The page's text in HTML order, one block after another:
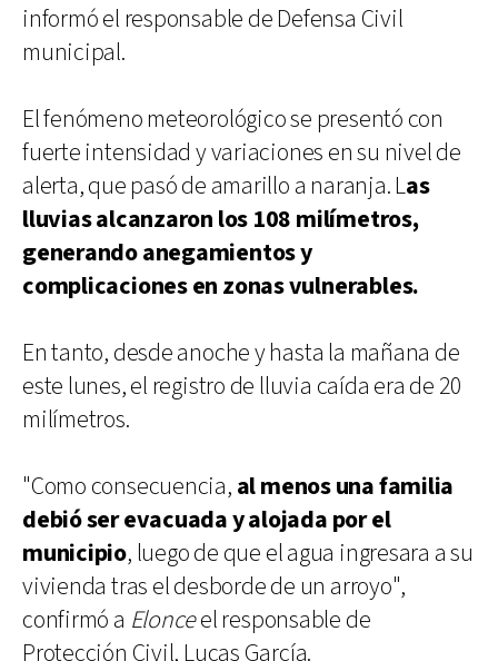
informó el responsable de Defensa Civil
municipal.
El fenómeno meteorológico se presentó con
fuerte intensidad y variaciones en su nivel de
alerta, que pasó de amarillo a naranja. Las
lluvias alcanzaron los 108 milímetros,
generando anegamientos y
complicaciones en zonas vulnerables.
En tanto, desde anoche y hasta la mañana de
este lunes, el registro de lluvia caída era de 20
milímetros.
"Como consecuencia, al menos una familia
debió ser evacuada y alojada por el
municipio, luego de que el agua ingresara a su
vivienda tras el desborde de un arroyo",
confirmó a Elonceel responsable de
Protección Civil, Lucas García.